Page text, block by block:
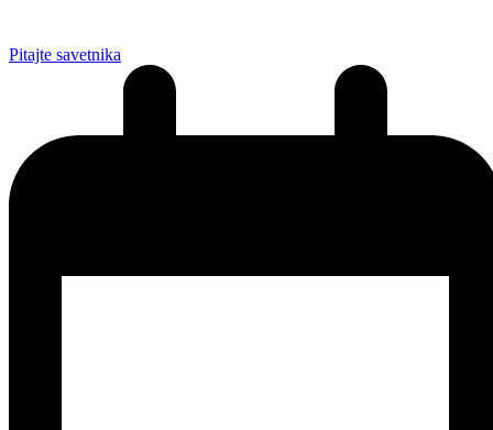
Pitajte savetnika